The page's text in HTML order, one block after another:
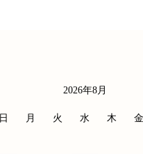
2026年8月
日 月 火 水 木 金